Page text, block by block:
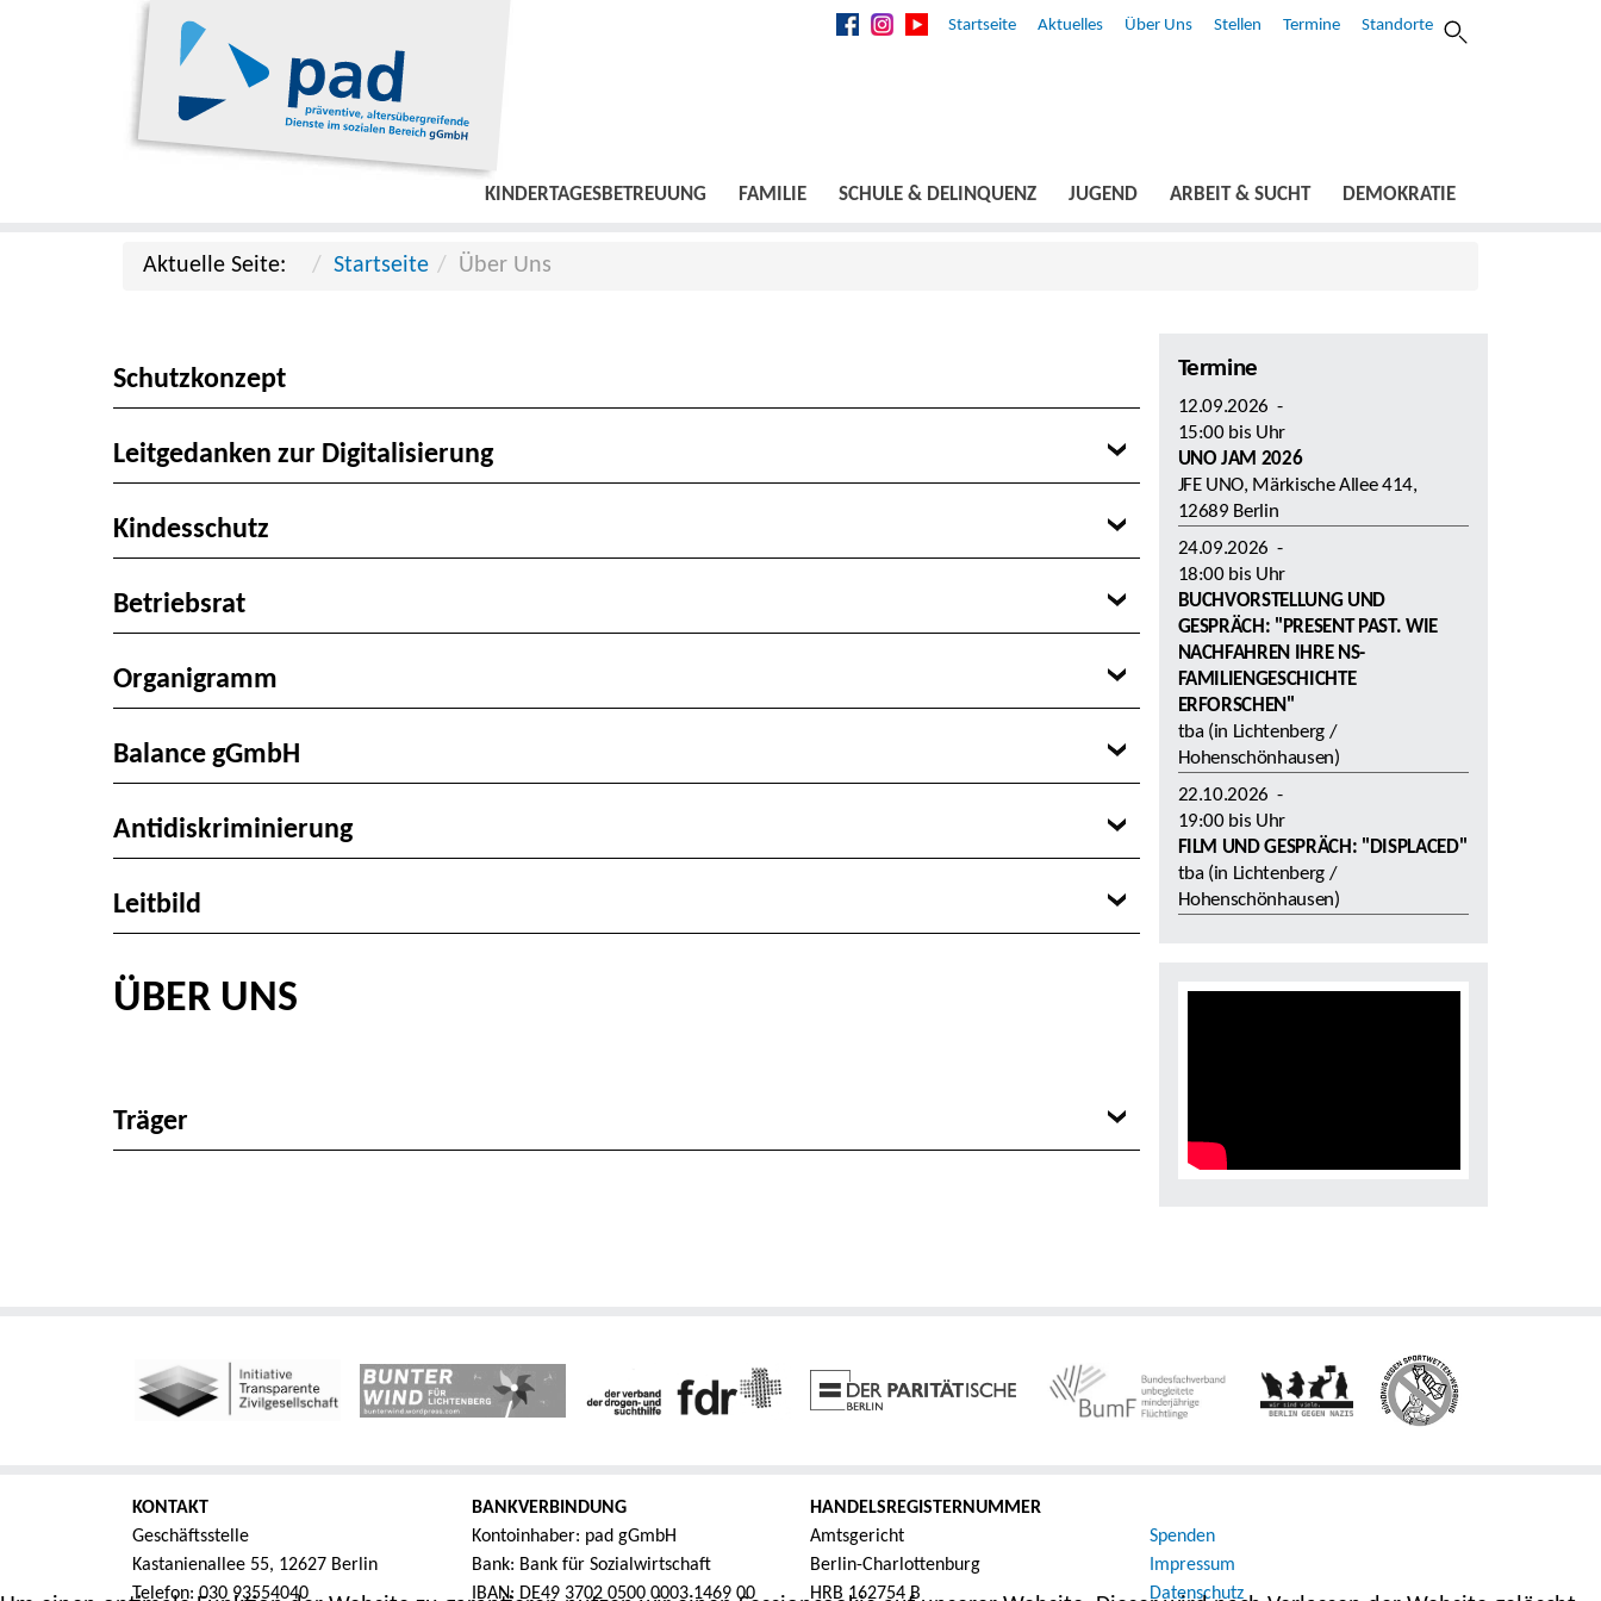
Startseite Aktuelles Über Uns Stellen Termine Standorte
KINDERTAGESBETREUUNG FAMILIE SCHULE & DELINQUENZ JUGEND ARBEIT & SUCHT DEMOKRATIE
Aktuelle Seite: Startseite Über Uns
Schutzkonzept
Leitgedanken zur Digitalisierung
Kindesschutz
Betriebsrat
Organigramm
Balance gGmbH
Antidiskriminierung
Leitbild
ÜBER UNS
Träger
Termine
12.09.2026 -
15:00bis Uhr
UNO JAM 2026
JFE UNO, Märkische Allee 414,
12689 Berlin
24.09.2026 -
18:00bis Uhr
BUCHVORSTELLUNG UND
GESPRÄCH: "PRESENT PAST. WIE
NACHFAHREN IHRE NS-
FAMILIENGESCHICHTE
ERFORSCHEN"
tba (in Lichtenberg /
Hohenschönhausen)
22.10.2026 -
19:00bis Uhr
FILM UND GESPRÄCH: "DISPLACED"
tba (in Lichtenberg /
Hohenschönhausen)
KONTAKT
Geschäftsstelle
Kastanienallee 55, 12627 Berlin
Telefon: 030 93554040
BANKVERBINDUNG
Kontoinhaber: pad gGmbH
Bank: Bank für Sozialwirtschaft
IBAN: DE49 3702 0500 0003 1469 00
HANDELSREGISTERNUMMER
Amtsgericht
Berlin-Charlottenburg
HRB 162754 B
Spenden
Impressum
Datenschutz